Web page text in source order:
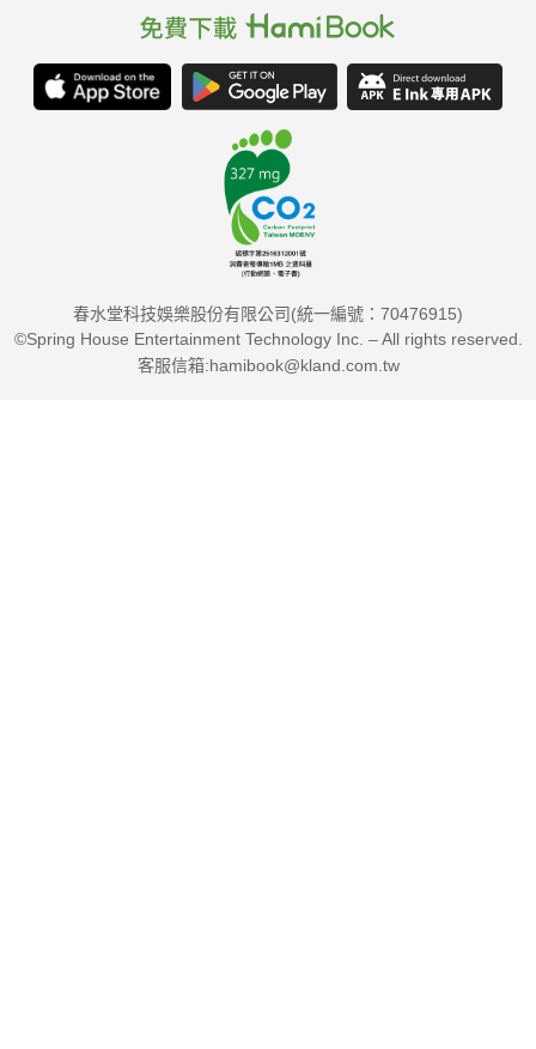
春水堂科技娛樂股份有限公司(統一編號：70476915)
©Spring House Entertainment Technology Inc. – All rights reserved.
客服信箱:hamibook@kland.com.tw